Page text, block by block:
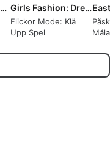
Baby Care & Daycare Games
Girls Fashion: Dress Up Game
Flickor Mode: Klä
Upp Spel